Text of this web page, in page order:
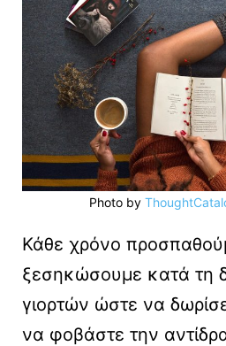
Photo by
Κάθε χρόνο
ξεσηκώσουμε κατά τη
γιορτών ώστε να
να φοβάστε την